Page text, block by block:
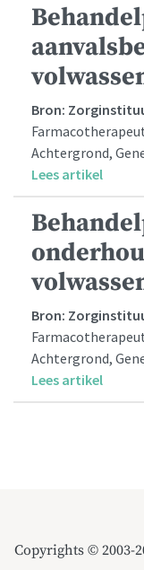
Bron:
Achtergrond,
Lees artikel
Bron:
Achtergrond,
Lees artikel
Copyrights © 2003-